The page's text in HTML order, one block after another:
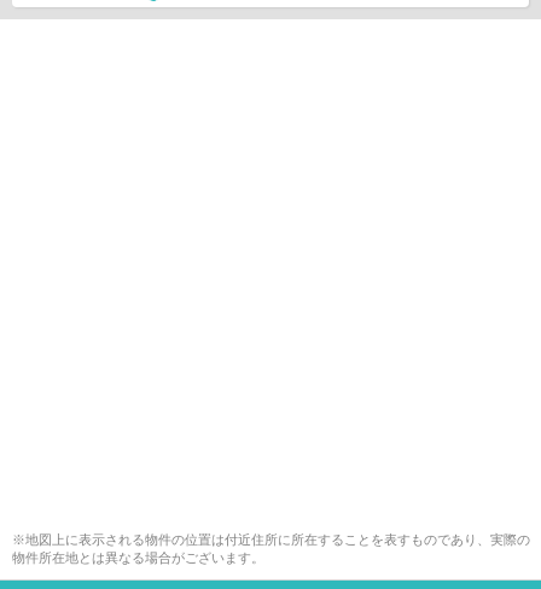
※地図上に表示される物件の位置は付近住所に所在することを表すものであり、実際の
物件所在地とは異なる場合がございます。